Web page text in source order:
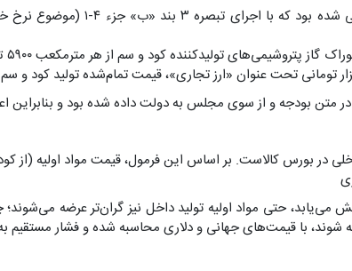
در متن بودجه و از سوی مجلس به دولت داده شده بود و
در بورس کالاست. بر اساس این فرمول، قیمت مواد اولیه (از
می‌یابد، حتی مواد اولیه تولید داخل نیز گران‌تر عرضه
شوند، با قیمت‌های جهانی و دلاری محاسبه شده و فشار مستقیم